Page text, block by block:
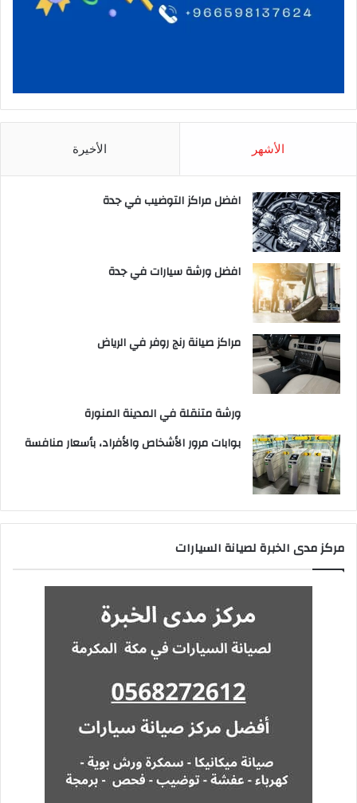
الأشهر الأخيرة
افضل مراكز التوضيب في جدة
افضل ورشة سيارات في جدة
مراكز صيانة رنج روفر في الرياض
ورشة متنقلة في المدينة المنورة
بوابات مرور الأشخاص والأفراد، بأسعار منافسة
مركز مدى الخبرة لصيانة السيارات